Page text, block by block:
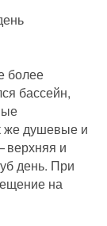
более
бассейн,
же душевые и
верхняя и
день. При
на